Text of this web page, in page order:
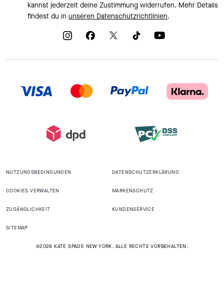
kannst jederzeit deine Zustimmung widerrufen. Mehr Details
findest du in unseren Datenschutzrichtlinien.
NUTZUNGSBEDINGUNGEN DATENSCHUTZERKLÄRUNG
COOKIES VERWALTEN MARKENSCHUTZ
ZUGÄNGLICHKEIT KUNDENSERVICE
SITEMAP
©2026 KATE SPADE NEW YORK. ALLE RECHTE VORBEHALTEN.